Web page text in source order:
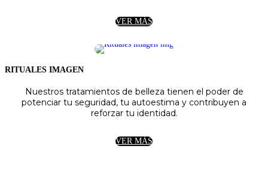
VER MÁS
RITUALES IMAGEN
Nuestros tratamientos de belleza tienen el poder de
potenciar tu seguridad, tu autoestima y contribuyen a
reforzar tu identidad.
VER MÁS